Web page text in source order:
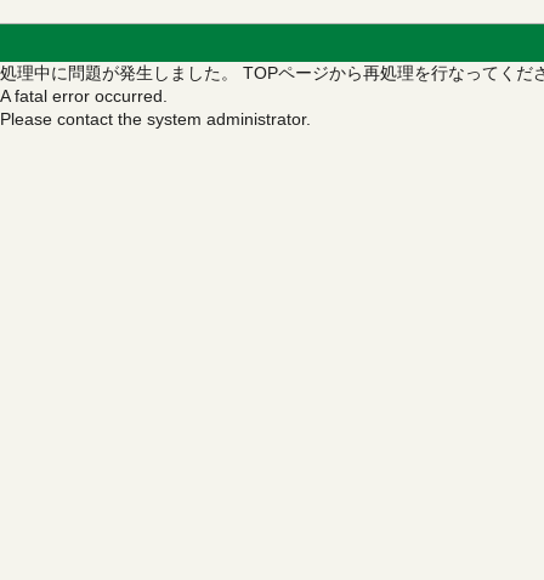
処理中に問題が発生しました。 TOPページから再処理を行なってくだ
A fatal error occurred.
Please contact the system administrator.